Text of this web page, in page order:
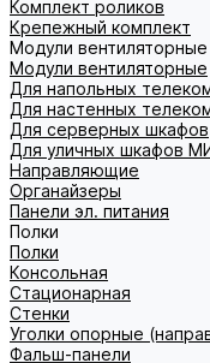
Комплект роликов
Крепежный комплект
Модули вентиляторные
Модули вентиляторные
Для напольных
Для настенных
Для серверных шкафов
Для уличных шкафов
Направляющие
Органайзеры
Панели эл. питания
Полки
Полки
Консольная
Стационарная
Стенки
Уголки опорные
Фальш-панели